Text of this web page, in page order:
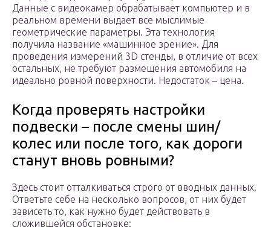
Данные с видеокамер обрабатывает компьютер и в
реальном времени выдает все мыслимые
геометрические параметры. Эта технология
получила название «машинное зрение». Для
проведения измерений 3D стенды, в отличие от всех
остальных, не требуют размещения автомобиля на
идеально ровной поверхности. Недостаток – цена.
Когда проверять настройки
подвески – после смены шин/
колес или после того, как дороги
станут вновь ровными?
Здесь стоит отталкиваться строго от вводных данных.
Ответьте себе на несколько вопросов, от них будет
зависеть то, как нужно будет действовать в
сложившейся обстановке: